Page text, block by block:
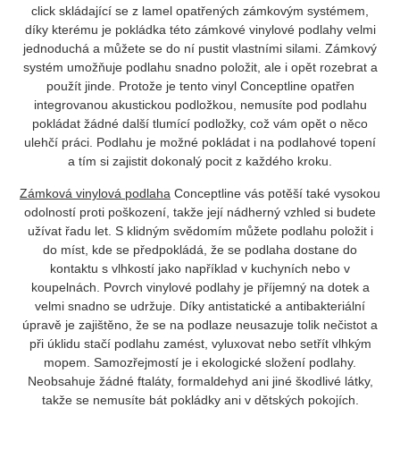
click skládající se z lamel opatřených zámkovým systémem,
díky kterému je pokládka této zámkové vinylové podlahy velmi
jednoduchá a můžete se do ní pustit vlastními silami. Zámkový
systém umožňuje podlahu snadno položit, ale i opět rozebrat a
použít jinde. Protože je tento vinyl Conceptline opatřen
integrovanou akustickou podložkou, nemusíte pod podlahu
pokládat žádné další tlumící podložky, což vám opět o něco
ulehčí práci. Podlahu je možné pokládat i na podlahové topení
a tím si zajistit dokonalý pocit z každého kroku.
Zámková vinylová podlaha Conceptline vás potěší také vysokou
odolností proti poškození, takže její nádherný vzhled si budete
užívat řadu let. S klidným svědomím můžete podlahu položit i
do míst, kde se předpokládá, že se podlaha dostane do
kontaktu s vlhkostí jako například v kuchyních nebo v
koupelnách. Povrch vinylové podlahy je příjemný na dotek a
velmi snadno se udržuje. Díky antistatické a antibakteriální
úpravě je zajištěno, že se na podlaze neusazuje tolik nečistot a
při úklidu stačí podlahu zamést, vyluxovat nebo setřít vlhkým
mopem. Samozřejmostí je i ekologické složení podlahy.
Neobsahuje žádné ftaláty, formaldehyd ani jiné škodlivé látky,
takže se nemusíte bát pokládky ani v dětských pokojích.